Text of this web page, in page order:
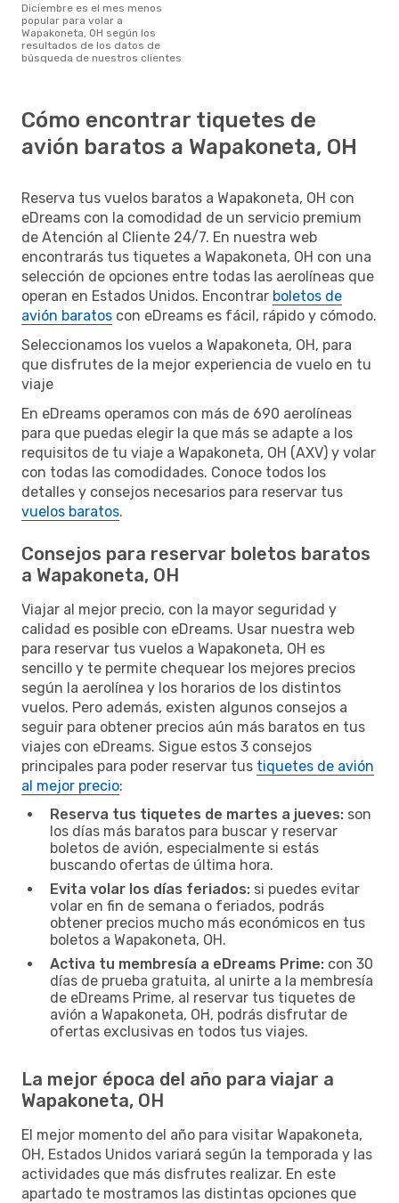
diciembre es el mes menos
popular para volar a
Wapakoneta, OH según los
resultados de los datos de
búsqueda de nuestros clientes
Cómo encontrar tiquetes de
avión baratos a Wapakoneta, OH
Reserva tus vuelos baratos a Wapakoneta, OH con
eDreams con la comodidad de un servicio premium
de Atención al Cliente 24/7. En nuestra web
encontrarás tus tiquetes a Wapakoneta, OH con una
selección de opciones entre todas las aerolíneas que
operan en Estados Unidos. Encontrar boletos de
avión baratos con eDreams es fácil, rápido y cómodo.
Seleccionamos los vuelos a Wapakoneta, OH, para
que disfrutes de la mejor experiencia de vuelo en tu
viaje
En eDreams operamos con más de 690 aerolíneas
para que puedas elegir la que más se adapte a los
requisitos de tu viaje a Wapakoneta, OH (AXV) y volar
con todas las comodidades. Conoce todos los
detalles y consejos necesarios para reservar tus
vuelos baratos.
Consejos para reservar boletos baratos
a Wapakoneta, OH
Viajar al mejor precio, con la mayor seguridad y
calidad es posible con eDreams. Usar nuestra web
para reservar tus vuelos a Wapakoneta, OH es
sencillo y te permite chequear los mejores precios
según la aerolínea y los horarios de los distintos
vuelos. Pero además, existen algunos consejos a
seguir para obtener precios aún más baratos en tus
viajes con eDreams. Sigue estos 3 consejos
principales para poder reservar tus tiquetes de avión
al mejor precio:
Reserva tus tiquetes de martes a jueves: son
los días más baratos para buscar y reservar
boletos de avión, especialmente si estás
buscando ofertas de última hora.
Evita volar los días feriados: si puedes evitar
volar en fin de semana o feriados, podrás
obtener precios mucho más económicos en tus
boletos a Wapakoneta, OH.
Activa tu membresía a eDreams Prime: con 30
días de prueba gratuita, al unirte a la membresía
de eDreams Prime, al reservar tus tiquetes de
avión a Wapakoneta, OH, podrás disfrutar de
ofertas exclusivas en todos tus viajes.
La mejor época del año para viajar a
Wapakoneta, OH
El mejor momento del año para visitar Wapakoneta,
OH, Estados Unidos variará según la temporada y las
actividades que más disfrutes realizar. En este
apartado te mostramos las distintas opciones que